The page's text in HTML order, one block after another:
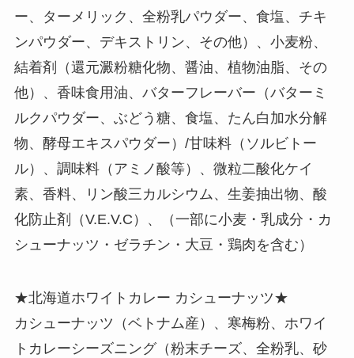
ー、ターメリック、全粉乳パウダー、食塩、チキ
ンパウダー、デキストリン、その他）、小麦粉、
結着剤（還元澱粉糖化物、醤油、植物油脂、その
他）、香味食用油、バターフレーバー（バターミ
ルクパウダー、ぶどう糖、食塩、たん白加水分解
物、酵母エキスパウダー）/甘味料（ソルビトー
ル）、調味料（アミノ酸等）、微粒二酸化ケイ
素、香料、リン酸三カルシウム、生姜抽出物、酸
化防止剤（V.E.V.C）、（一部に小麦・乳成分・カ
シューナッツ・ゼラチン・大豆・鶏肉を含む）
★北海道ホワイトカレー カシューナッツ★
カシューナッツ（ベトナム産）、寒梅粉、ホワイ
トカレーシーズニング（粉末チーズ、全粉乳、砂